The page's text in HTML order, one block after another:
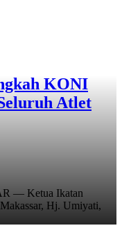
KONI
Atlet
— Ketua Ikatan
Hj. Umiyati,